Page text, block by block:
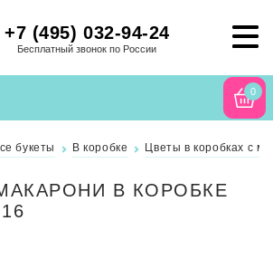
+7 (495) 032-94-24
Бесплатный звонок по России
0
букеты В коробке Цветы в коробках с
В КОРОБКЕ